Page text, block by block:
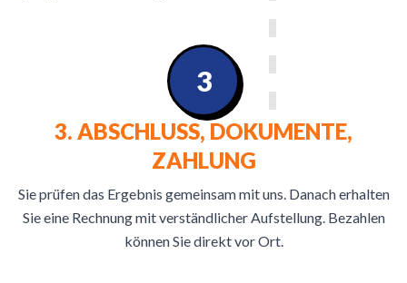
3. ABSCHLUSS, DOKUMENTE,
ZAHLUNG
Sie prüfen das Ergebnis gemeinsam mit uns. Danach erhalten
Sie eine Rechnung mit verständlicher Aufstellung. Bezahlen
können Sie direkt vor Ort.
3